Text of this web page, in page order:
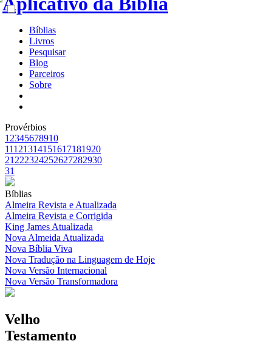
Bíblias
Livros
Pesquisar
Blog
Parceiros
Sobre
Provérbios
1 2345678910
11121314151617181920
21 222324252627282930
31
Bíblias
Almeira Revista e Atualizada
Almeira Revista e Corrigida
King James Atualizada
Nova Almeida Atualizada
Nova Bíblia Viva
Nova Tradução na Linguagem de Hoje
Nova Versão Internacional
Nova Versão Transformadora
Velho
Testamento